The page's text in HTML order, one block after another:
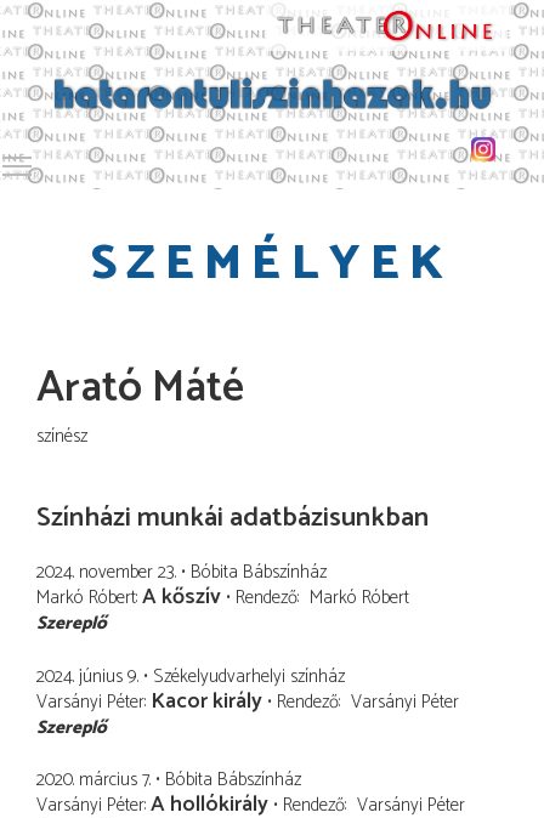
Toggle main menu visibility
SZEMÉLYEK
Arató Máté
színész
Színházi munkái adatbázisunkban
2024. november 23. Bóbita Bábszínház
Markó Róbert A kőszív Rendező Markó Róbert
Szereplő
2024. június 9. Székelyudvarhelyi színház
Varsányi Péter Kacor király Rendező Varsányi Péter
Szereplő
2020. március 7. Bóbita Bábszínház
Varsányi Péter A hollókirály Rendező Varsányi Péter